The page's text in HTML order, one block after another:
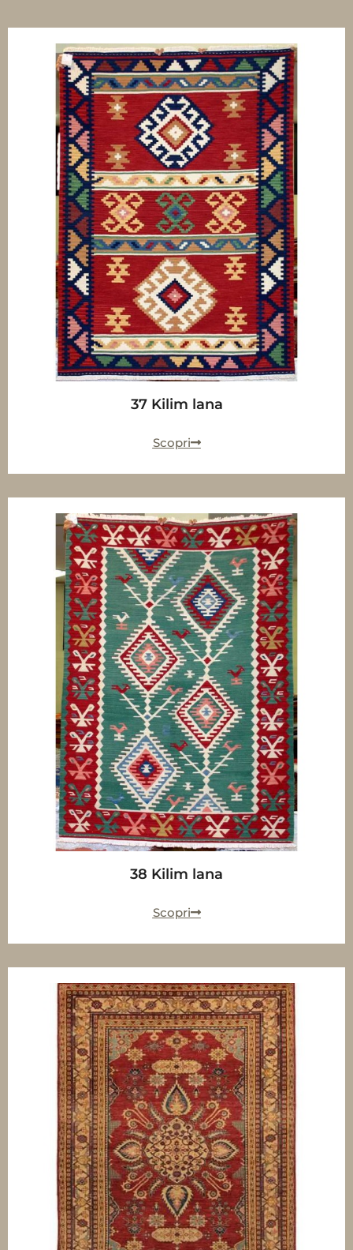
37 Kilim lana
Scopri
38 Kilim lana
Scopri